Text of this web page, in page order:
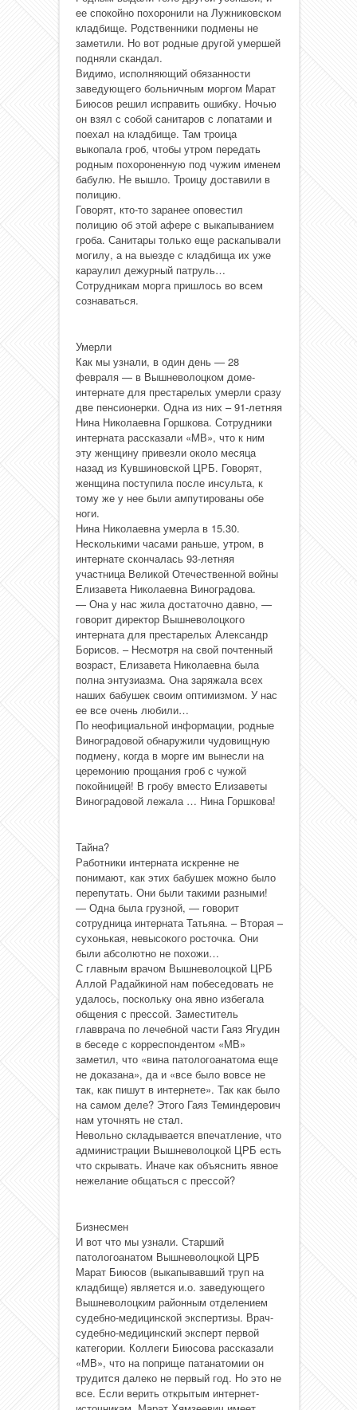
ее спокойно похоронили на Лужниковском
кладбище. Родственники подмены не
заметили. Но вот родные другой умершей
подняли скандал.
Видимо, исполняющий обязанности
заведующего больничным моргом Марат
Биюсов решил исправить ошибку. Ночью
он взял с собой санитаров с лопатами и
поехал на кладбище. Там троица
выкопала гроб, чтобы утром передать
родным похороненную под чужим именем
бабулю. Не вышло. Троицу доставили в
полицию.
Говорят, кто-то заранее оповестил
полицию об этой афере с выкапыванием
гроба. Санитары только еще раскапывали
могилу, а на выезде с кладбища их уже
караулил дежурный патруль…
Сотрудникам морга пришлось во всем
сознаваться.
Умерли
Как мы узнали, в один день — 28
февраля — в Вышневолоцком доме-
интернате для престарелых умерли сразу
две пенсионерки. Одна из них – 91-летняя
Нина Николаевна Горшкова. Сотрудники
интерната рассказали «МВ», что к ним
эту женщину привезли около месяца
назад из Кувшиновской ЦРБ. Говорят,
женщина поступила после инсульта, к
тому же у нее были ампутированы обе
ноги.
Нина Николаевна умерла в 15.30.
Несколькими часами раньше, утром, в
интернате скончалась 93-летняя
участница Великой Отечественной войны
Елизавета Николаевна Виноградова.
— Она у нас жила достаточно давно, —
говорит директор Вышневолоцкого
интерната для престарелых Александр
Борисов. – Несмотря на свой почтенный
возраст, Елизавета Николаевна была
полна энтузиазма. Она заряжала всех
наших бабушек своим оптимизмом. У нас
ее все очень любили…
По неофициальной информации, родные
Виноградовой обнаружили чудовищную
подмену, когда в морге им вынесли на
церемонию прощания гроб с чужой
покойницей! В гробу вместо Елизаветы
Виноградовой лежала … Нина Горшкова!
Тайна?
Работники интерната искренне не
понимают, как этих бабушек можно было
перепутать. Они были такими разными!
— Одна была грузной, — говорит
сотрудница интерната Татьяна. – Вторая –
сухонькая, невысокого росточка. Они
были абсолютно не похожи…
С главным врачом Вышневолоцкой ЦРБ
Аллой Радайкиной нам побеседовать не
удалось, поскольку она явно избегала
общения с прессой. Заместитель
главврача по лечебной части Гаяз Ягудин
в беседе с корреспондентом «МВ»
заметил, что «вина патологоанатома еще
не доказана», да и «все было вовсе не
так, как пишут в интернете». Так как было
на самом деле? Этого Гаяз Теминдерович
нам уточнять не стал.
Невольно складывается впечатление, что
администрации Вышневолоцкой ЦРБ есть
что скрывать. Иначе как объяснить явное
нежелание общаться с прессой?
Бизнесмен
И вот что мы узнали. Старший
патологоанатом Вышневолоцкой ЦРБ
Марат Биюсов (выкапывавший труп на
кладбище) является и.о. заведующего
Вышневолоцким районным отделением
судебно-медицинской экспертизы. Врач-
судебно-медицинский эксперт первой
категории. Коллеги Биюсова рассказали
«МВ», что на поприще патанатомии он
трудится далеко не первый год. Но это не
все. Если верить открытым интернет-